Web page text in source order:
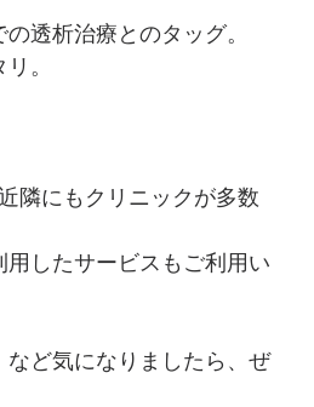
透析治療とのタッグ。
。
隣にもクリニックが多数
したサービスもご利用い
ど気になりましたら、ぜ